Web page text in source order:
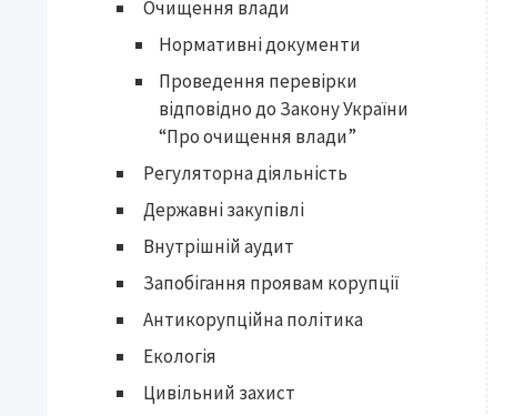
Очищення влади
Нормативні документи
Проведення перевірки
відповідно до Закону України
“Про очищення влади”
Регуляторна діяльність
Державні закупівлі
Внутрішній аудит
Запобігання проявам корупції
Антикорупційна політика
Екологія
Цивільний захист